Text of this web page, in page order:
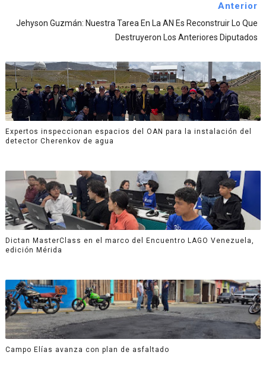
Anterior
Jehyson Guzmán: Nuestra Tarea En La AN Es Reconstruir Lo Que
Destruyeron Los Anteriores Diputados
Expertos inspeccionan espacios del OAN para la instalación del
detector Cherenkov de agua
Dictan MasterClass en el marco del Encuentro LAGO Venezuela,
edición Mérida
Campo Elías avanza con plan de asfaltado